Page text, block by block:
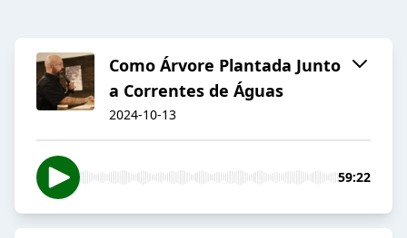
Como Árvore Plantada Junto
a Correntes de Águas
2024-10-13
59:22